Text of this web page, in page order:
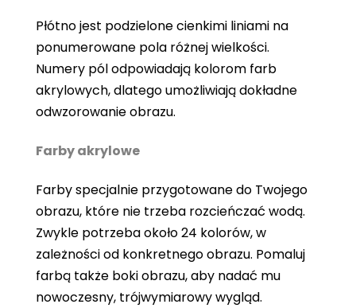
Płótno jest podzielone cienkimi liniami na
ponumerowane pola różnej wielkości.
Numery pól odpowiadają kolorom farb
akrylowych, dlatego umożliwiają dokładne
odwzorowanie obrazu.
Farby akrylowe
Farby specjalnie przygotowane do Twojego
obrazu, które nie trzeba rozcieńczać wodą.
Zwykle potrzeba około 24 kolorów, w
zależności od konkretnego obrazu. Pomaluj
farbą także boki obrazu, aby nadać mu
nowoczesny, trójwymiarowy wygląd.